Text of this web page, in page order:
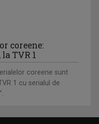
coreene:
TVR 1
coreene sunt
1 cu serialul de